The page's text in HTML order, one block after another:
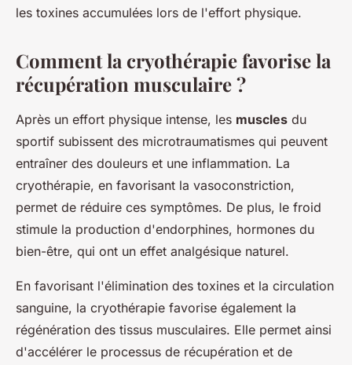
les toxines accumulées lors de l'effort physique.
Comment la cryothérapie favorise la
récupération musculaire ?
Après un effort physique intense, les muscles du
sportif subissent des microtraumatismes qui peuvent
entraîner des douleurs et une inflammation. La
cryothérapie, en favorisant la vasoconstriction,
permet de réduire ces symptômes. De plus, le froid
stimule la production d'endorphines, hormones du
bien-être, qui ont un effet analgésique naturel.
En favorisant l'élimination des toxines et la circulation
sanguine, la cryothérapie favorise également la
régénération des tissus musculaires. Elle permet ainsi
d'accélérer le processus de récupération et de